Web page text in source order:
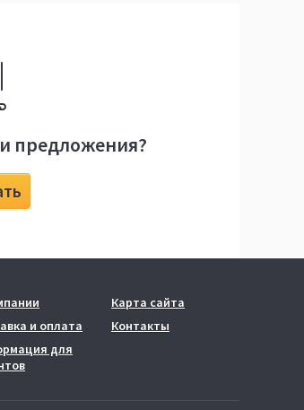
предложения?
и оплата
для
Карта сайта
Контакты